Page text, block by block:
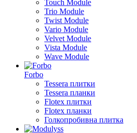
Touch Module
Trio Module
Twist Module
Vario Module
Velvet Module
Vista Module
Wave Module
Forbo
Tessera плитки
Tessera планки
Flotex плитки
Flotex планки
Голкопробивна плитка